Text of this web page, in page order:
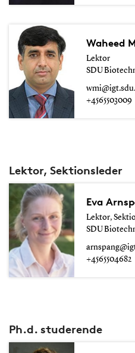
Waheed
Lektor
SDU
+4565503009
Lektor, Sektionsleder
Eva
Lektor,
SDU
+4565504682
Ph.d. studerende